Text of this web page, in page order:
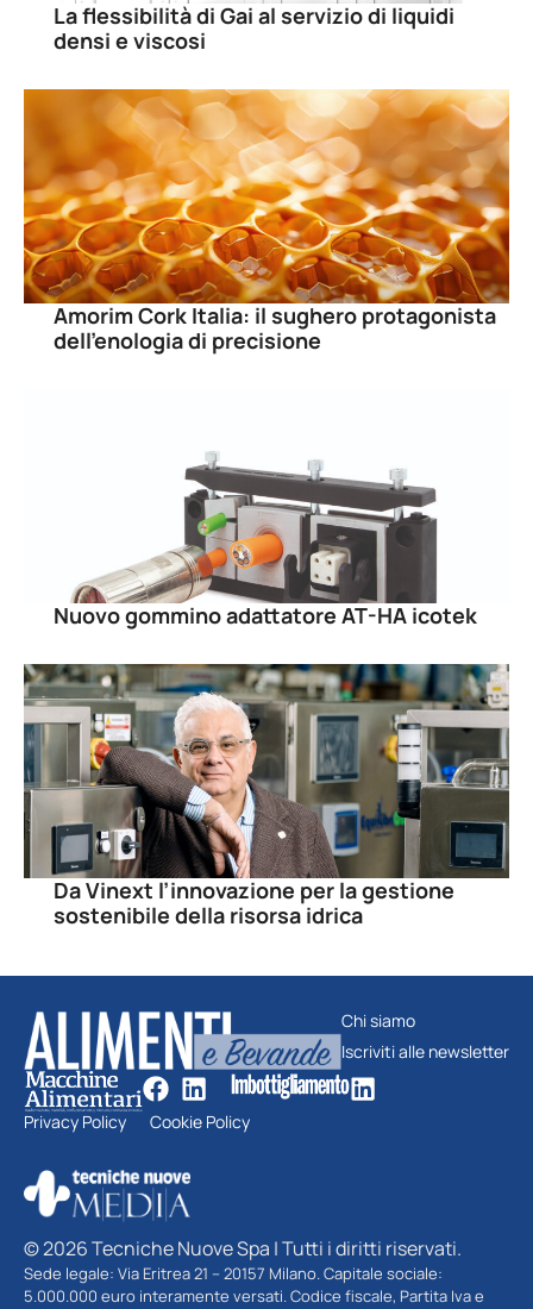
La flessibilità di Gai al servizio di liquidi
densi e viscosi
Amorim Cork Italia: il sughero protagonista
dell’enologia di precisione
Nuovo gommino adattatore AT-HA icotek
Da Vinext l’innovazione per la gestione
sostenibile della risorsa idrica
Chi siamo
Iscriviti alle newsletter
Privacy Policy Cookie Policy
© 2026 Tecniche Nuove Spa | Tutti i diritti riservati.
Sede legale: Via Eritrea 21 – 20157 Milano. Capitale sociale:
5.000.000 euro interamente versati. Codice fiscale, Partita Iva e